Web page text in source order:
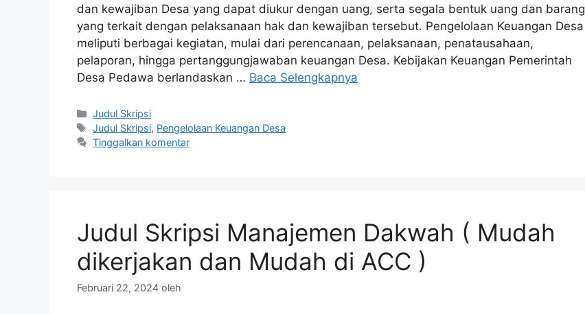
dan kewajiban Desa yang dapat diukur dengan uang, serta segala bentuk uang dan barang
yang terkait dengan pelaksanaan hak dan kewajiban tersebut. Pengelolaan Keuangan Desa
meliputi berbagai kegiatan, mulai dari perencanaan, pelaksanaan, penatausahaan,
pelaporan, hingga pertanggungjawaban keuangan Desa. Kebijakan Keuangan Pemerintah
Desa Pedawa berlandaskan … Baca Selengkapnya
Kategori
Judul Skripsi
Tag
Judul Skripsi, Pengelolaan Keuangan Desa
Tinggalkan komentar
Judul Skripsi Manajemen Dakwah ( Mudah
dikerjakan dan Mudah di ACC )
Februari 22, 2024 oleh